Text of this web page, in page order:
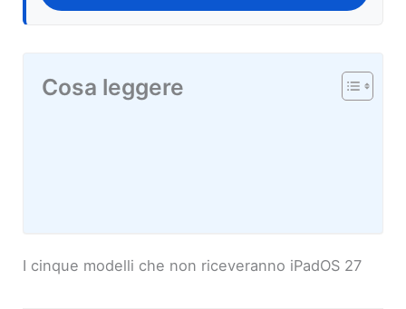
Cosa leggere
I cinque modelli che non riceveranno iPadOS 27